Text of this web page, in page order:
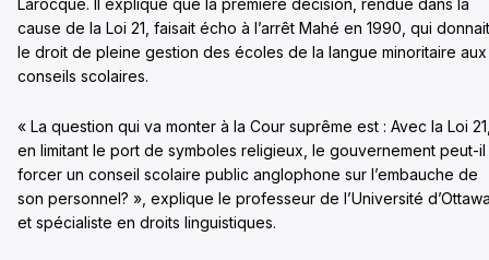
Larocque. Il explique que la première décision, rendue dans la
cause de la Loi 21, faisait écho à l’arrêt Mahé en 1990, qui donnait
le droit de pleine gestion des écoles de la langue minoritaire aux
conseils scolaires.
« La question qui va monter à la Cour suprême est : Avec la Loi
en limitant le port de symboles religieux, le gouvernement peut-il
forcer un conseil scolaire public anglophone sur l’embauche de
son personnel? », explique le professeur de l’Université
et spécialiste en droits linguistiques.